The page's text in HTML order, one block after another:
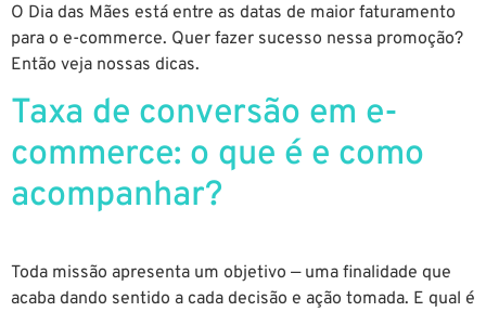
O Dia das Mães está entre as datas de maior faturamento
para o e-commerce. Quer fazer sucesso nessa promoção?
Então veja nossas dicas.
Taxa de conversão em e-
commerce: o que é e como
acompanhar?
Toda missão apresenta um objetivo — uma finalidade que
acaba dando sentido a cada decisão e ação tomada. E qual é